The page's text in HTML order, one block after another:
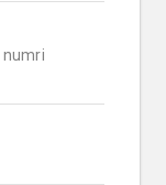
numri